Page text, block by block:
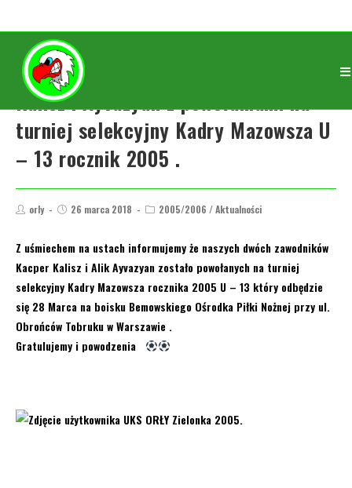
Kalisz i Ayvazyan z powołaniami na
turniej selekcyjny Kadry Mazowsza U
– 13 rocznik 2005 .
orly 26 marca 2018 2005/2006 /Aktualności
Z uśmiechem na ustach informujemy że naszych dwóch zawodników
Kacper Kalisz i Alik Ayvazyan zostało powołanych na turniej
selekcyjny Kadry Mazowsza rocznika 2005 U – 13 który odbędzie
się 28 Marca na boisku Bemowskiego Ośrodka Piłki Nożnej przy ul.
Obrońców Tobruku w Warszawie .
Gratulujemy i powodzenia